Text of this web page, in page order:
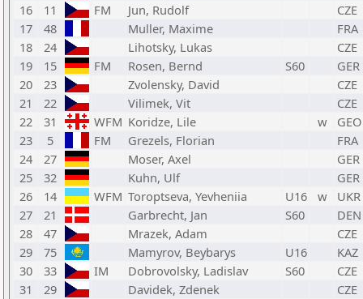
16
11 FM Jun, Rudolf
CZE
17
48 Muller, Maxime
FRA
18
24 Lihotsky, Lukas
CZE
19
15 FM Rosen, Bernd S60
GER
20
23 Zvolensky, David
CZE
21
22 Vilimek, Vit
CZE
22
31 WFM Koridze, Lile w
GEO
23
5 FM Grezels, Florian
FRA
24
27 Moser, Axel
GER
25
32 Kuhn, Ulf
GER
26
14 WFM Toroptseva, Yevheniia U16 w
UKR
27
21 Garbrecht, Jan S60
DEN
28
47 Mrazek, Adam
CZE
29
75 Mamyrov, Beybarys U16
KAZ
30
33 IM Dobrovolsky, Ladislav S60
CZE
31
29 Davidek, Zdenek
CZE